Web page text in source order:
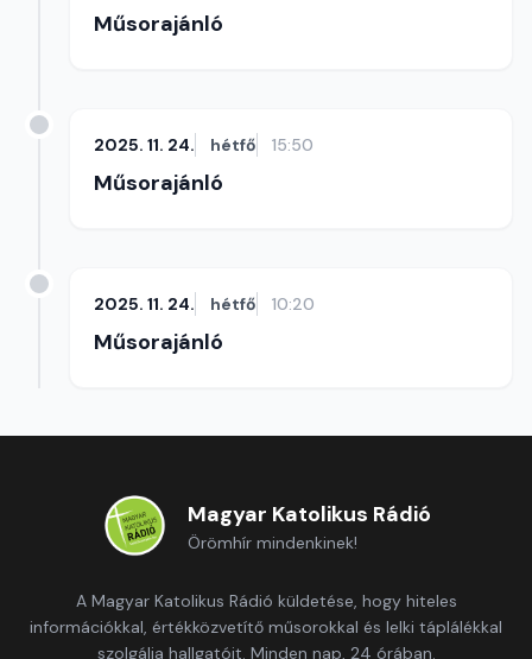
Műsorajánló
2025. 11. 24. hétfő 15:50
Műsorajánló
2025. 11. 24. hétfő 10:20
Műsorajánló
Magyar Katolikus Rádió
Örömhír mindenkinek!
A Magyar Katolikus Rádió küldetése, hogy hiteles
információkkal, értékközvetítő műsorokkal és lelki táplálékkal
szolgálja hallgatóit. Minden nap, 24 órában.